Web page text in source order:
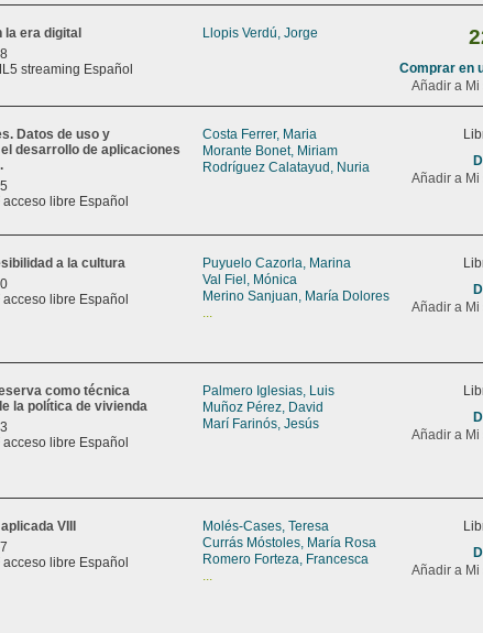
la era digital
streaming Español
Llopis Verdú, Jorge
Comprar en
Añadir a Mi
Datos de uso y
desarrollo de aplicaciones
libre Español
Costa Ferrer, Maria
Morante Bonet, Miriam
Rodríguez Calatayud, Nuria
Añadir a Mi
a la cultura
libre Español
Puyuelo Cazorla, Marina
Val Fiel, Mónica
Merino Sanjuan, María Dolores
...
Añadir a Mi
como técnica
la política de vivienda
libre Español
Palmero Iglesias, Luis
Muñoz Pérez, David
Marí Farinós, Jesús
Añadir a Mi
VIII
libre Español
Molés-Cases, Teresa
Currás Móstoles, María Rosa
Romero Forteza, Francesca
...
Añadir a Mi